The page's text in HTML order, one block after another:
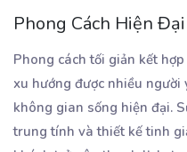
Phong Cách Hiện
Phong cách tối giản kết
xu hướng được nhiều
không gian sống hiện đại.
trung tính và thiết kế tinh